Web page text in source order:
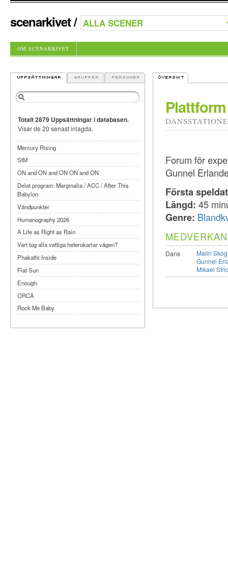
scenarkivet/
OM SCENARKIVET
Forum för
Gunnel
Första
Längd: 45
Genre:
Dans
Malin
Gunnel
Mikael
Totalt 2879 Uppsättningar i databasen.
Visar de 20 senast inlagda.
Mercury Rising
StM
ON and ON and ON ON and ON
Delat program: Marginalia / ACC / After This
Babylon
Vändpunkter
Humanography 2026
A Life as Right as Rain
Vart tog alla vettiga heterokarlar vägen?
Phakathi Inside
Flat Sun
Enough.
ORCA
Rock Me Baby